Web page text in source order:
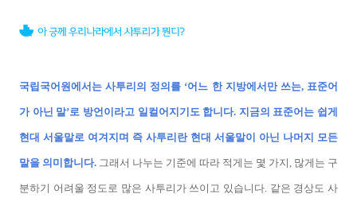
국립국어원에서는 사투리의 정의를 ‘어느 한 지방에서만 쓰는, 표준어
가 아닌 말’로 방언이라고 일컬어지기도 합니다. 지금의 표준어는 쉽게
현대 서울말로 여겨지며 즉 사투리란 현대 서울말이 아닌 나머지 모든
말을 의미합니다. 그래서 나누는 기준에 따라 적게는 몇 가지, 많게는 구
분하기 어려울 정도로 많은 사투리가 쓰이고 있습니다. 같은 경상도 사